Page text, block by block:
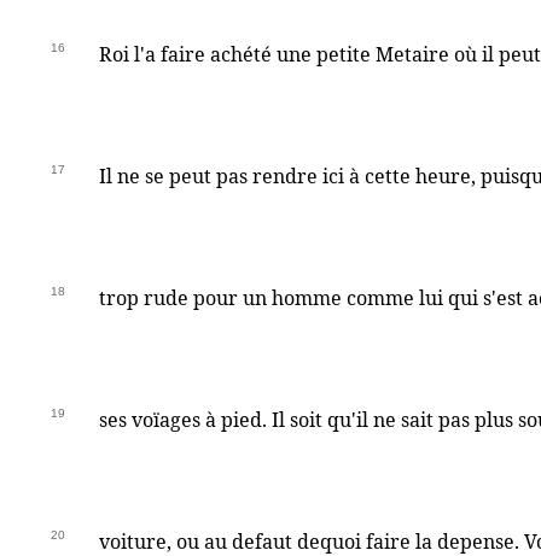
16 Roi l'a faire achété une petite Metaire où il
17 Il ne se peut pas rendre ici à cette heure,
18 trop rude pour un homme comme lui qui s'est
19 ses voïages à pied. Il soit qu'il ne sait pas plus
20 voiture, ou au defaut dequoi faire la depense.